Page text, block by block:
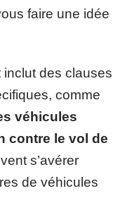
faire une idée
des clauses
comme
véhicules
contre le vol de
s’avérer
de véhicules